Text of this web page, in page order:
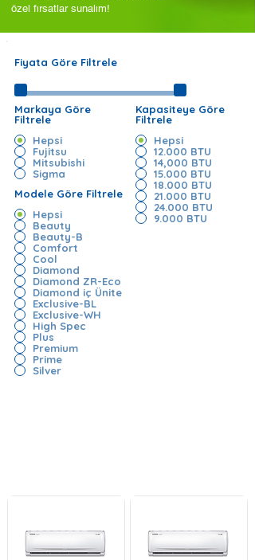
özel fırsatlar sunalım!
Fiyata Göre Filtrele
Markaya Göre
Filtrele
Hepsi
Fujitsu
Mitsubishi
Sigma
Modele Göre Filtrele
Hepsi
Beauty
Beauty-B
Comfort
Cool
Diamond
Diamond ZR-Eco
Diamond iç Ünite
Exclusive-BL
Exclusive-WH
High Spec
Plus
Premium
Prime
Silver
Kapasiteye Göre
Filtrele
Hepsi
12.000 BTU
14,000 BTU
15.000 BTU
18.000 BTU
21.000 BTU
24.000 BTU
9.000 BTU